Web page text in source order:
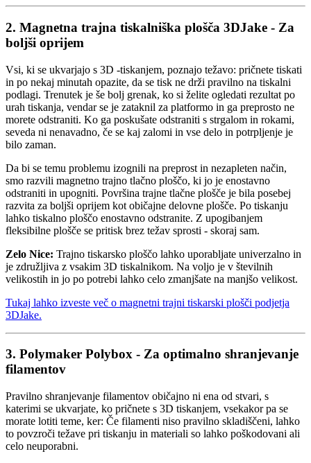
2. Magnetna trajna tiskalniška plošča 3DJake - Za
boljši oprijem
Vsi, ki se ukvarjajo s 3D -tiskanjem, poznajo težavo: pričnete tiskati
in po nekaj minutah opazite, da se tisk ne drži pravilno na tiskalni
podlagi. Trenutek je še bolj grenak, ko si želite ogledati rezultat po
urah tiskanja, vendar se je zataknil za platformo in ga preprosto ne
morete odstraniti. Ko ga poskušate odstraniti s strgalom in rokami,
seveda ni nenavadno, če se kaj zalomi in vse delo in potrpljenje je
bilo zaman.
Da bi se temu problemu izognili na preprost in nezapleten način,
smo razvili magnetno trajno tlačno ploščo, ki jo je enostavno
odstraniti in upogniti. Površina trajne tlačne plošče je bila posebej
razvita za boljši oprijem kot običajne delovne plošče. Po tiskanju
lahko tiskalno ploščo enostavno odstranite. Z upogibanjem
fleksibilne plošče se pritisk brez težav sprosti - skoraj sam.
Zelo Nice: Trajno tiskarsko ploščo lahko uporabljate univerzalno in
je združljiva z vsakim 3D tiskalnikom. Na voljo je v številnih
velikostih in jo po potrebi lahko celo zmanjšate na manjšo velikost.
Tukaj lahko izveste več o magnetni trajni tiskarski plošči podjetja
3DJake.
3. Polymaker Polybox - Za optimalno shranjevanje
filamentov
Pravilno shranjevanje filamentov običajno ni ena od stvari, s
katerimi se ukvarjate, ko pričnete s 3D tiskanjem, vsekakor pa se
morate lotiti teme, ker: Če filamenti niso pravilno skladiščeni, lahko
to povzroči težave pri tiskanju in materiali so lahko poškodovani ali
celo neuporabni.